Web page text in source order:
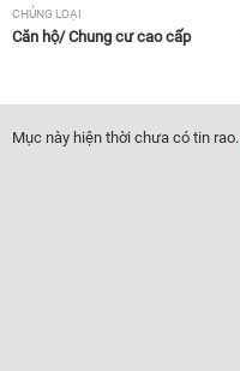
CHỦNG LOẠI
Căn hộ/ Chung cư cao cấp
Tất cả
SỐ PHÒNG NGỦ
Mục này hiện thời chưa có tin rao.